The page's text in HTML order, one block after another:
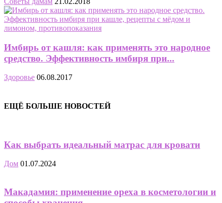
Имбирь от кашля: как применять это народное
средство. Эффективность имбиря при...
Здоровье 06.08.2017
ЕЩЁ БОЛЬШЕ НОВОСТЕЙ
Как выбрать идеальный матрас для кровати
Дом 01.07.2024
Макадамия: применение ореха в косметологии и